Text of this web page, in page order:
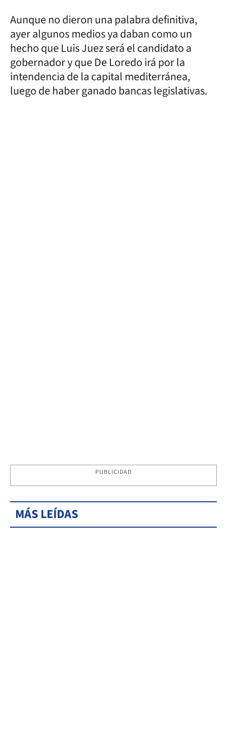
Aunque no dieron una palabra definitiva,
ayer algunos medios ya daban como un
hecho que Luis Juez será el candidato a
gobernador y que De Loredo irá por la
intendencia de la capital mediterránea,
luego de haber ganado bancas legislativas.
PUBLICIDAD
MÁS LEÍDAS